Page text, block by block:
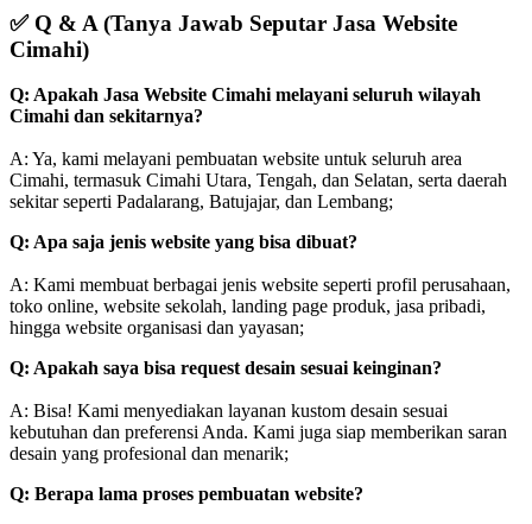
✅ Q & A (Tanya Jawab Seputar Jasa Website
Cimahi)
Q: Apakah Jasa Website Cimahi melayani seluruh wilayah
Cimahi dan sekitarnya?
A: Ya, kami melayani pembuatan website untuk seluruh area
Cimahi, termasuk Cimahi Utara, Tengah, dan Selatan, serta daerah
sekitar seperti Padalarang, Batujajar, dan Lembang;
Q: Apa saja jenis website yang bisa dibuat?
A: Kami membuat berbagai jenis website seperti profil perusahaan,
toko online, website sekolah, landing page produk, jasa pribadi,
hingga website organisasi dan yayasan;
Q: Apakah saya bisa request desain sesuai keinginan?
A: Bisa! Kami menyediakan layanan kustom desain sesuai
kebutuhan dan preferensi Anda. Kami juga siap memberikan saran
desain yang profesional dan menarik;
Q: Berapa lama proses pembuatan website?